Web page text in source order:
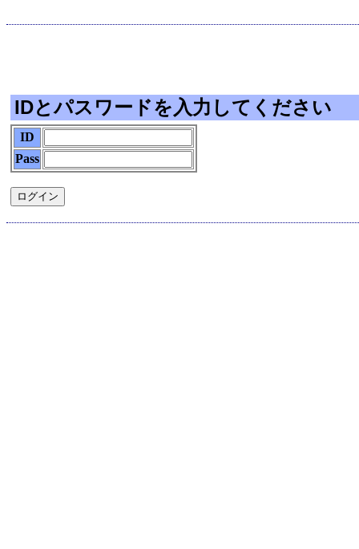
IDとパスワードを入力してください
ID
Pass